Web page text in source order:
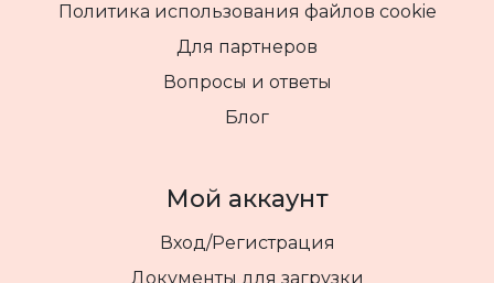
Политика использования файлов cookie
Для партнеров
Вопросы и ответы
Блог
Мой аккаунт
Вход/Регистрация
Документы для загрузки